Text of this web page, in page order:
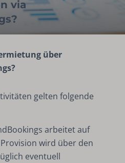
via
über
gelten folgende
arbeitet auf
wird über den
eventuell